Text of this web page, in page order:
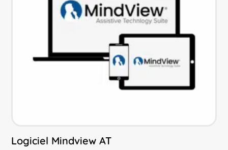
Logiciel Mindview AT